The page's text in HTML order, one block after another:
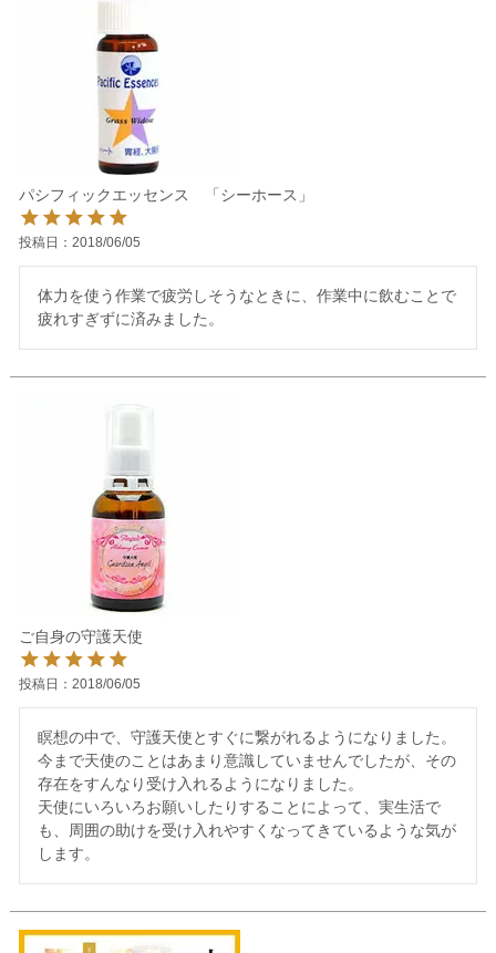
パシフィックエッセンス 「シーホース」
投稿日 2018/06/05
体力を使う作業で疲労しそうなときに、作業中に飲むことで
疲れすぎずに済みました。
ご自身の守護天使
投稿日 2018/06/05
瞑想の中で、守護天使とすぐに繋がれるようになりました。
今まで天使のことはあまり意識していませんでしたが、その
存在をすんなり受け入れるようになりました。
天使にいろいろお願いしたりすることによって、実生活で
も、周囲の助けを受け入れやすくなってきているような気が